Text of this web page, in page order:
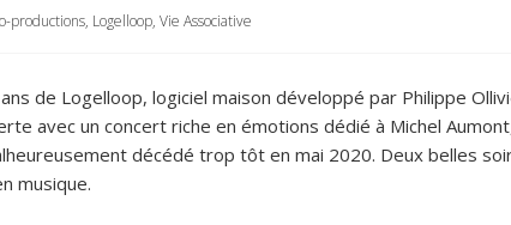
productions, Logelloop, Vie Associative
de Logelloop, logiciel maison développé par Philippe
avec un concert riche en émotions dédié à Michel
décédé trop tôt en mai 2020. Deux belles
musique.